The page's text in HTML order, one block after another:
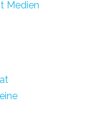
Medien